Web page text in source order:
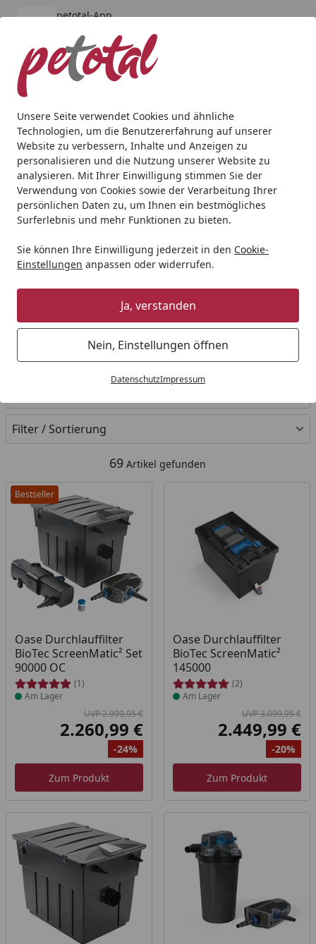
Unsere Seite verwendet Cookies und ähnliche
Technologien, um die Benutzererfahrung auf unserer
Website zu verbessern, Inhalte und Anzeigen zu
personalisieren und die Nutzung unserer Website zu
analysieren. Mit Ihrer Einwilligung stimmen Sie der
Verwendung von Cookies sowie der Verarbeitung Ihrer
persönlichen Daten zu, um Ihnen ein bestmögliches
Surferlebnis und mehr Funktionen zu bieten.
Sie können Ihre Einwilligung jederzeit in den Cookie-
Einstellungen anpassen oder widerrufen.
Ja, verstanden
Nein, Einstellungen öffnen
DatenschutzImpressum
petotal-App
kostenlos - Im App Store
Alle Produkte
Mein Konto
Suchen
Filter
Startseite
Teichtechnik Filter
Ihre Artikelübersicht
Filter / Sortierung
69 Artikel gefunden
Bestseller
Oase Durchlauffilter
BioTec ScreenMatic² Set
90000 OC
(1)
Produkt am Lager
Am Lager
Ursprünglicher Preis
UVP 2.999,95 €
Aktueller Preis
2.260,99 €
Rabatt
-24%
Zum Produkt
Oase Durchlauffilter
BioTec ScreenMatic²
145000
(2)
Produkt am Lager
Am Lager
UVP 3.099,95 €
2.449,99 €
-20%
Zum Produkt